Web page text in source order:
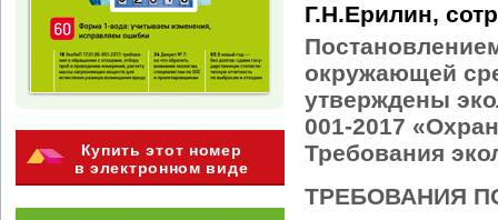
Купить этот номер
в электронном виде
Г.Н.Ерилин,
окружающей
утверждены
001-2017
Требования
ТРЕБОВАНИЯ